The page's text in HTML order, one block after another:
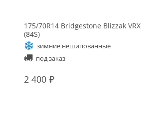
175/70R14 Bridgestone Blizzak VRX
(84S)
зимние нешипованные
под заказ
2 400